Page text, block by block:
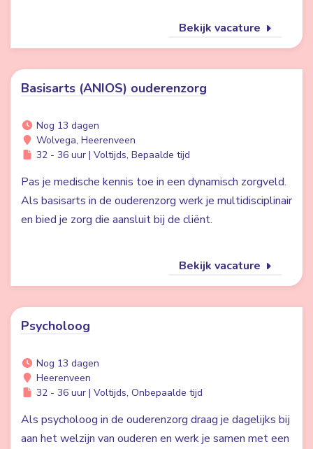
Bekijk vacature
Basisarts (ANIOS) ouderenzorg
Nog 13 dagen
Wolvega, Heerenveen
32 - 36 uur | Voltijds, Bepaalde tijd
Pas je medische kennis toe in een dynamisch zorgveld.
Als basisarts in de ouderenzorg werk je multidisciplinair
en bied je zorg die aansluit bij de cliënt.
Bekijk vacature
Psycholoog
Nog 13 dagen
Heerenveen
32 - 36 uur | Voltijds, Onbepaalde tijd
Als psycholoog in de ouderenzorg draag je dagelijks bij
aan het welzijn van ouderen en werk je samen met een